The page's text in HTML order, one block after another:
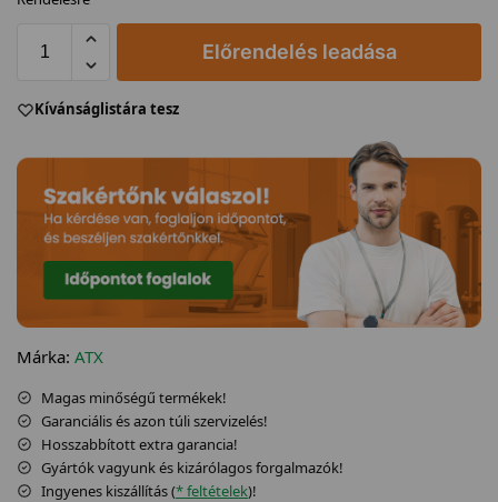
Előrendelés leadása
Kívánságlistára tesz
Márka: ATX
Magas minőségű termékek!
Garanciális és azon túli szervizelés!
Hosszabbított extra garancia!
Gyártók vagyunk és kizárólagos forgalmazók!
Ingyenes kiszállítás (* feltételek)!